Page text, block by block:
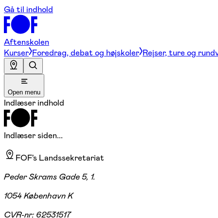
Gå til indhold
Aftenskolen
Kurser Foredrag, debat og højskoler Rejser, ture og
Open menu
Indlæser indhold
Indlæser siden...
FOF's Landssekretariat
Peder Skrams Gade 5, 1.
1054 København K
CVR-nr: 62531517